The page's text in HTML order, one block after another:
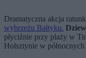
Dramatyczna akcja
wybrzeżu Bałtyku.
płyciźnie przy plaży w
Holsztynie w